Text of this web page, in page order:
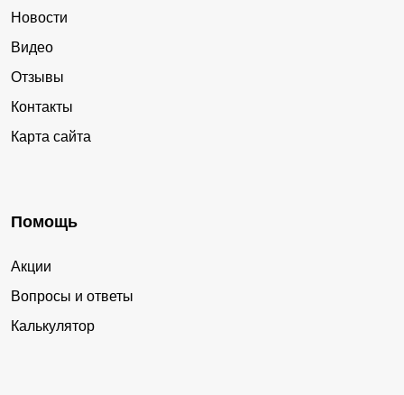
Новости
Видео
Отзывы
Контакты
Карта сайта
Помощь
Акции
Вопросы и ответы
Калькулятор